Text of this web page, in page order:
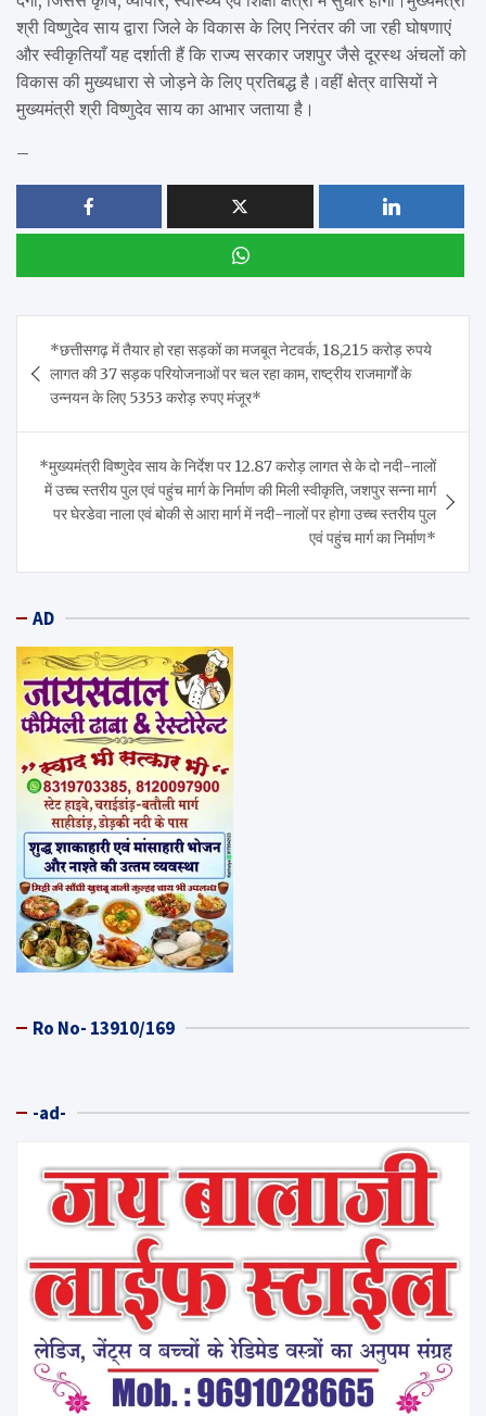
श्री विष्णुदेव साय द्वारा जिले के विकास के लिए निरंतर की जा रही घोषणाएं
और स्वीकृतियाँ यह दर्शाती हैं कि राज्य सरकार जशपुर जैसे दूरस्थ अंचलों को
विकास की मुख्यधारा से जोड़ने के लिए प्रतिबद्ध है।वहीं क्षेत्र वासियों ने
मुख्यमंत्री श्री विष्णुदेव साय का आभार जताया है।
–
navigation
*छत्तीसगढ़ में तैयार हो रहा सड़कों का मजबूत नेटवर्क, 18,215 करोड़ रुपये
लागत की 37 सड़क परियोजनाओं पर चल रहा काम, राष्ट्रीय राजमार्गों के
उन्नयन के लिए 5353 करोड़ रुपए मंजूर*
*मुख्यमंत्री विष्णुदेव साय के निर्देश पर 12.87 करोड़ लागत से के दो नदी-नालों
में उच्च स्तरीय पुल एवं पहुंच मार्ग के निर्माण की मिली स्वीकृति, जशपुर सन्ना मार्ग
पर घेरडेवा नाला एवं बोकी से आरा मार्ग में नदी-नालों पर होगा उच्च स्तरीय पुल
एवं पहुंच मार्ग का निर्माण*
AD
Ro No- 13910/169
-ad-